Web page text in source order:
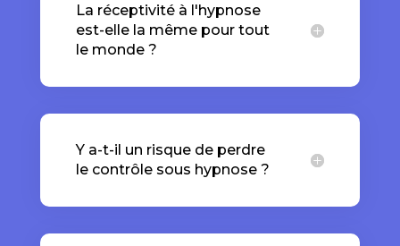
La réceptivité à l'hypnose
est-elle la même pour tout
le monde ?
Y a-t-il un risque de perdre
le contrôle sous hypnose ?